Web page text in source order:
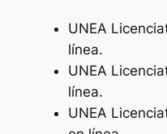
UNEA
línea.
UNEA
línea.
UNEA